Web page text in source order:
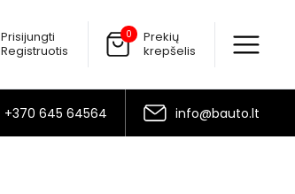
Prisijungti
Registruotis
0
Prekių
krepšelis
+370 645 64564 info@bauto.lt